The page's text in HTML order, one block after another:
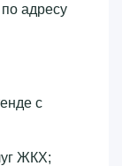
адресу
с
ЖКХ;